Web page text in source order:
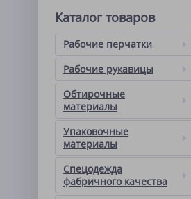
Каталог товаров
Рабочие перчатки
Рабочие рукавицы
Обтирочные
материалы
Упаковочные
материалы
Спецодежда
фабричного качества